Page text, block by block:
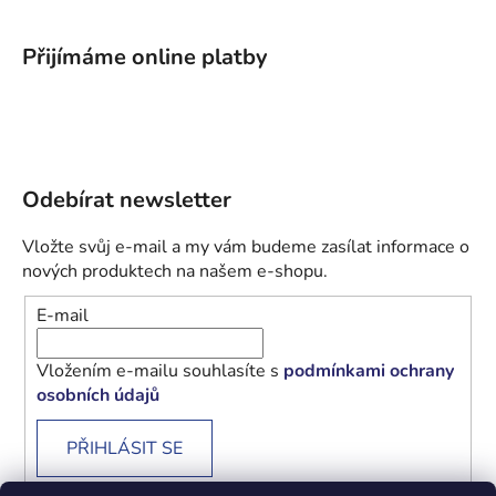
Přijímáme online platby
Odebírat newsletter
Vložte svůj e-mail a my vám budeme zasílat informace o
nových produktech na našem e-shopu.
E-mail
Vložením e-mailu souhlasíte s podmínkami ochrany
osobních údajů
PŘIHLÁSIT SE